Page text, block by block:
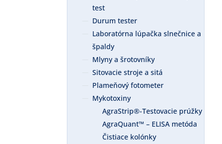
test
Durum tester
Laboratórna lúpačka slnečnice a
špaldy
Mlyny a šrotovníky
Sitovacie stroje a sitá
Plameňový fotometer
Mykotoxiny
AgraStrip®-Testovacie prúžky
AgraQuant™ – ELISA metóda
Čistiace kolónky